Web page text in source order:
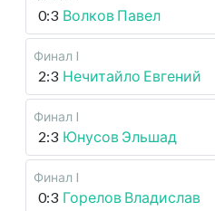
0:3 Волков Павел
Финал I
2:3 Нечитайло Евгений
Финал I
2:3 Юнусов Эльшад
Финал I
0:3 Горелов Владислав